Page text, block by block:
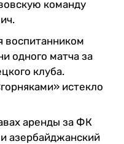
команду
воспитанником
одного матча за
клуба.
истекло
аренды за ФК
азербайджанский